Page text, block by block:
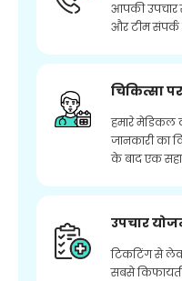
आपकी उपचार
और टीम
चिकित्सा
हमारे मेडिकल
जानकारी का
के बाद एक
उपचार
टिकटिंग से
सबसे